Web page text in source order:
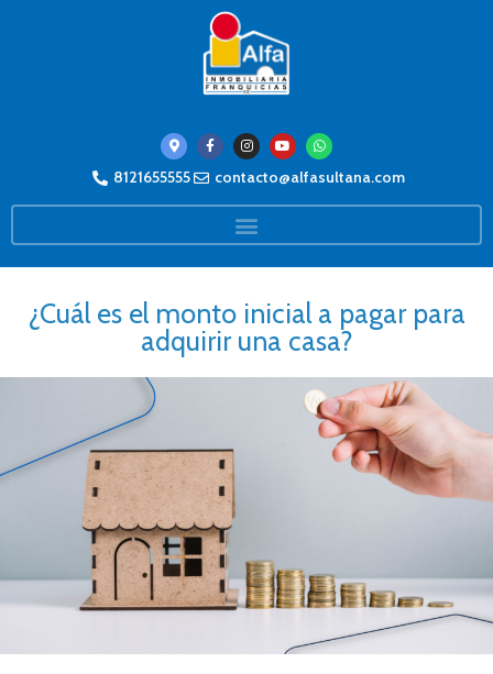
8121655555 contacto@alfasultana.com
¿Cuál es el monto inicial a pagar para
adquirir una casa?